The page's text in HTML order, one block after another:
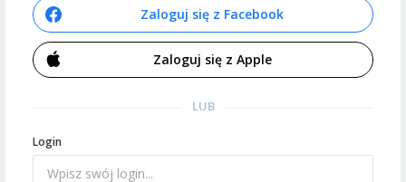
Zaloguj się z Facebook
Zaloguj się z Apple
LUB
Login